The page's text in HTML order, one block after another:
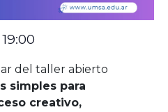
19:00
del taller abierto
simples para
creativo,